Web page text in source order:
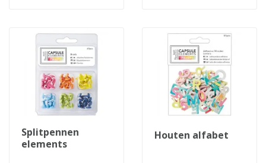
splitpennen
elements
houten alfabet